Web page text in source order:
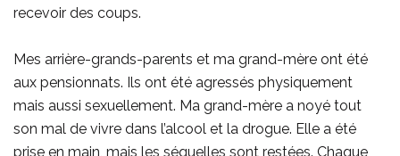
recevoir des coups.
Mes arrière-grands-parents et ma grand-mère ont été
aux pensionnats. Ils ont été agressés physiquement
mais aussi sexuellement. Ma grand-mère a noyé tout
son mal de vivre dans l’alcool et la drogue. Elle a été
prise en main, mais les séquelles sont restées. Chaque